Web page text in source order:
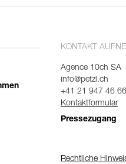
KONTAKT
Agence 10ch SA
info@petzl.ch
+41 21 947 46 66
Kontaktformular
Pressezugang
Rechtliche